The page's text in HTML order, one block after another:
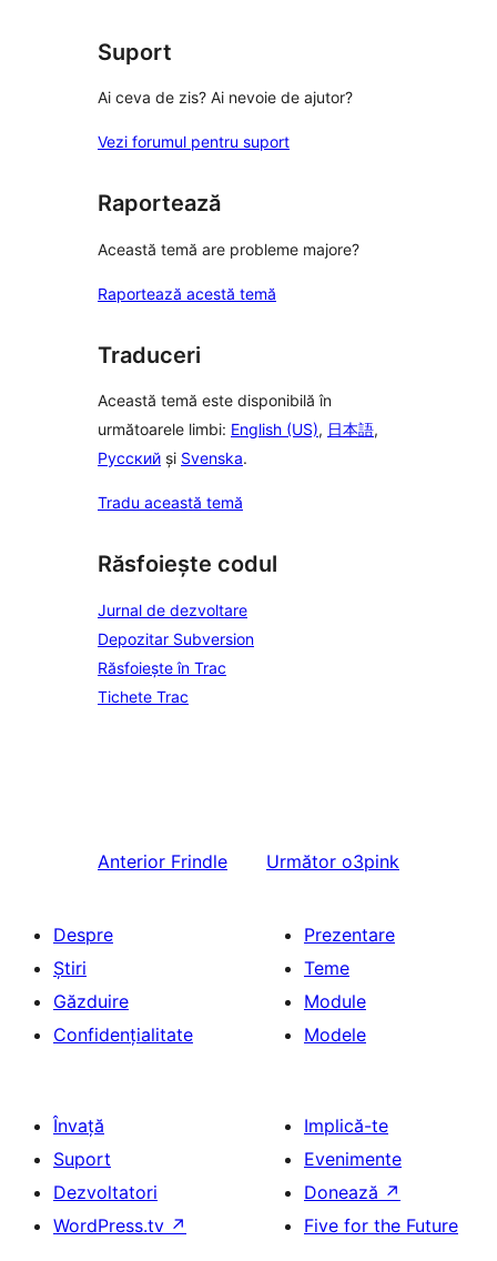
(stele)
Suport
Ai ceva de zis? Ai nevoie de ajutor?
Vezi forumul pentru suport
Raportează
Această temă are probleme majore?
Raportează acestă temă
Traduceri
Această temă este disponibilă în
următoarele limbi: English (US), 日本語,
Русский și Svenska.
Tradu această temă
Răsfoiește codul
Jurnal de dezvoltare
Depozitar Subversion
Răsfoiește în Trac
Tichete Trac
Anterior Frindle Următor o3pink
Despre
Știri
Găzduire
Confidențialitate
Prezentare
Teme
Module
Modele
Învață
Suport
Dezvoltatori
WordPress.tv ↗
Implică-te
Evenimente
Donează ↗
Five for the Future